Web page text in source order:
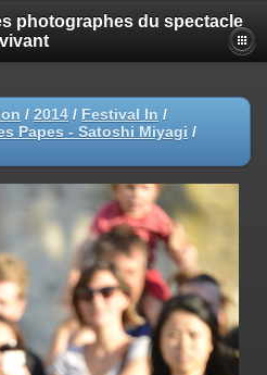
photographes du spectacle
vivant
/ 2014 / Festival In /
Papes - Satoshi Miyagi /